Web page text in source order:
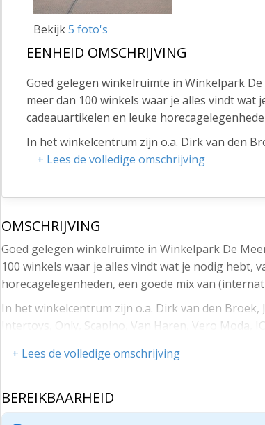
Bekijk5 foto's
EENHEID OMSCHRIJVING
Goed gelegen winkelruimte in Winkelpark
meer dan 100 winkels waar je alles vindt
cadeauartikelen en leuke
In het winkelcentrum zijn o.a. Dirk van den
Barrett, Intertoys, Only, Scapino, Van
Bereikbaarheid en parkeren:
Het winkelcentrum is goed te bereiken met
Overtoom en De Meent), waar de eerste 2
(blauwe zone).
Bedrijveninvesteringszone (BIZ):
Het centrum van Papendrecht is een
bijdrage gezamenlijk in het centrumgebied.
Voor meer informatie:
Begane grondruimte 217,79 m² BVO conform
+ Lees de volledige omschrijving
OMSCHRIJVING
Goed gelegen winkelruimte in Winkelpark De
100 winkels waar je alles vindt wat je nodig hebt,
horecagelegenheden, een goede mix van
In het winkelcentrum zijn o.a. Dirk van den Broek,
Intertoys, Only, Scapino, Van Haren, Vero Moda,
Het winkelcentrum is goed te bereiken met de
+ Lees de volledige omschrijving
BEREIKBAARHEID